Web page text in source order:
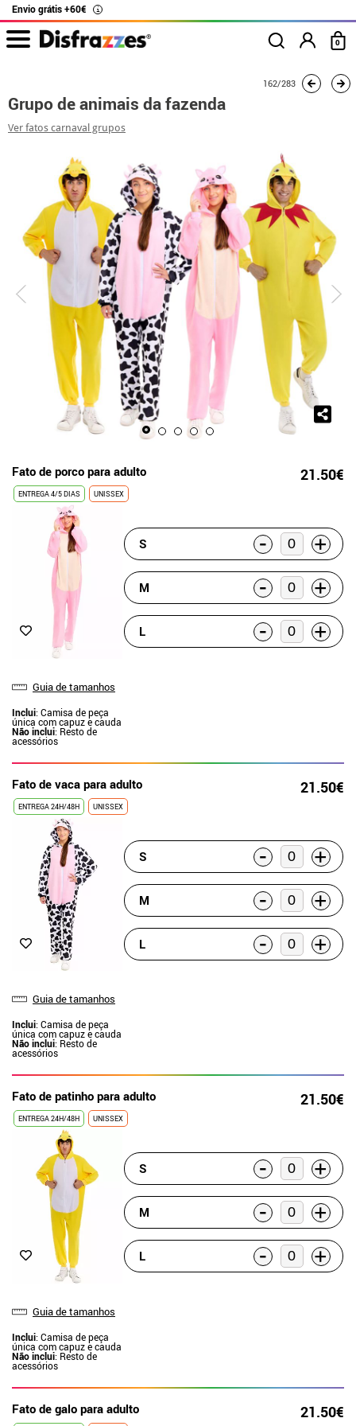
Envio grátis +60€ i
0
Grupo de animais da fazenda
162/283
Grupo de animais da fazenda
Ver fatos carnaval grupos
Fato de porco para adulto 21.50€
ENTREGA 4/5 DIAS UNISSEX
Guia de tamanhos
Inclui: Camisa de peça
única com capuz e cauda
Não inclui: Resto de
acessórios
S - +
M - +
L - +
Fato de vaca para adulto 21.50€
ENTREGA 24H/48H UNISSEX
Guia de tamanhos
Inclui: Camisa de peça
única com capuz e cauda
Não inclui: Resto de
acessórios
S - +
M - +
L - +
Fato de patinho para adulto 21.50€
ENTREGA 24H/48H UNISSEX
Guia de tamanhos
Inclui: Camisa de peça
única com capuz e cauda
Não inclui: Resto de
acessórios
S - +
M - +
L - +
Fato de galo para adulto 21.50€